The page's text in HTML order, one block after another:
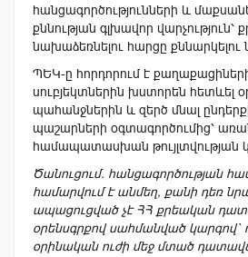
հանցագործությունների և
քննության գլխավոր վարչություն՝
նախաձեռնելու հարցը
ՊԵԿ-ը հորդորում է
սուբյեկտներին խստորեն հետևել
պահանջներին և զերծ մնալ
պաշարների օգտագործումից՝
համապատասխան թույլտվության
Ծանուցում. հանցագործության
համարվում է անմեղ, քանի դեռ
ապացուցված չէ ՀՀ քրեական
օրենսգրքով սահմանված
օրինական ուժի մեջ մտած